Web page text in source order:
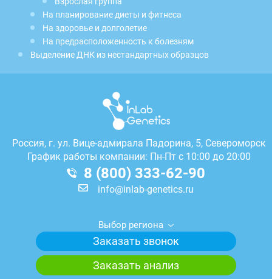
На планирование диеты и фитнеса
На здоровье и долголетие
На предрасположенность к болезням
Выделение ДНК из нестандартных образцов
Россия, г. ул. Вице-адмирала Падорина, 5, Североморск
График работы компании: Пн-Пт с 10:00 до 20:00
8 (800) 333-62-90
info@inlab-genetics.ru
Выбор региона
Заказать звонок
Заказать анализ